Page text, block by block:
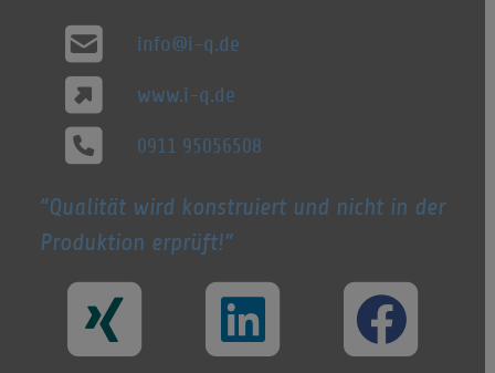
info@i-q.de
www.i-q.de
0911 95056508
Qualität wird konstruiert und nicht in der
Produktion erprüft!